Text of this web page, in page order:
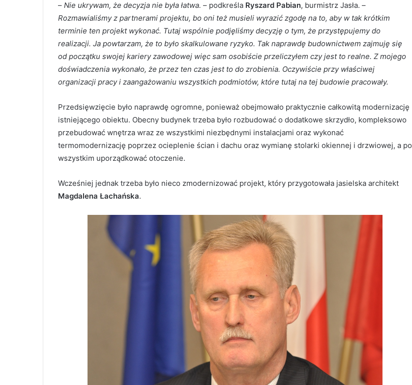
– Nie ukrywam, że decyzja nie była łatwa. – podkreśla Ryszard Pabian, burmistrz Jasła. –
Rozmawialiśmy z partnerami projektu, bo oni też musieli wyrazić zgodę na to, aby w tak krótkim
terminie ten projekt wykonać. Tutaj wspólnie podjęliśmy decyzję o tym, że przystępujemy do
realizacji. Ja powtarzam, że to było skalkulowane ryzyko. Tak naprawdę budownictwem zajmuję się
od początku swojej kariery zawodowej więc sam osobiście przeliczyłem czy jest to realne. Z mojego
doświadczenia wykonało, że przez ten czas jest to do zrobienia. Oczywiście przy właściwej
organizacji pracy i zaangażowaniu wszystkich podmiotów, które tutaj na tej budowie pracowały.
Przedsięwzięcie było naprawdę ogromne, ponieważ obejmowało praktycznie całkowitą modernizację
istniejącego obiektu. Obecny budynek trzeba było rozbudować o dodatkowe skrzydło, kompleksowo
przebudować wnętrza wraz ze wszystkimi niezbędnymi instalacjami oraz wykonać
termomodernizację poprzez ocieplenie ścian i dachu oraz wymianę stolarki okiennej i drzwiowej, a po
wszystkim uporządkować otoczenie.
Wcześniej jednak trzeba było nieco zmodernizować projekt, który przygotowała jasielska architekt
Magdalena Łachańska.